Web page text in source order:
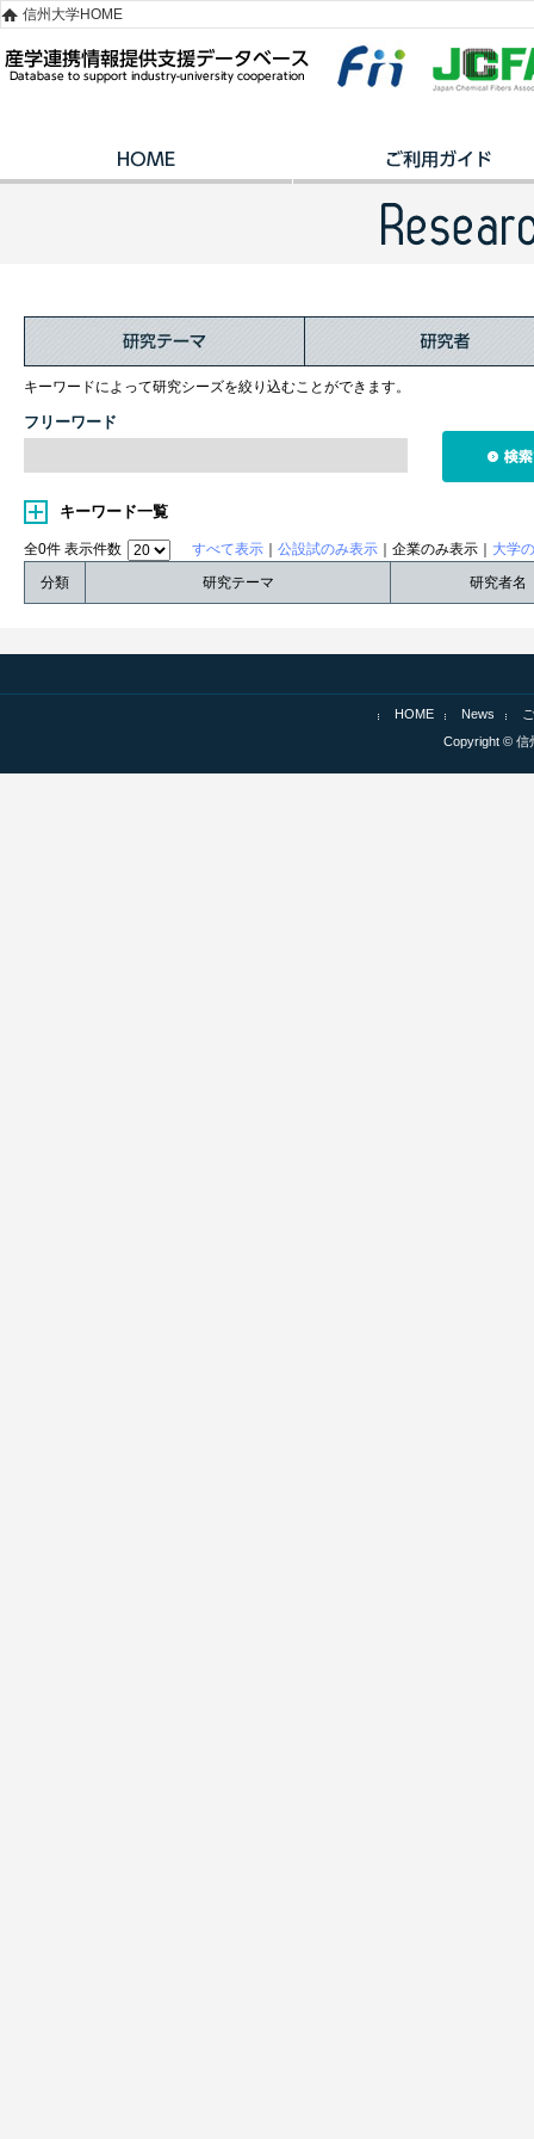
信州大学HOME
キーワードによって研究シーズを絞り込むことができます。
フリーワード
キーワード一覧
全0件 表示件数 すべて表示 公設試のみ表示 ｜企業のみ表示｜ 大学
分類
研究テーマ 研究者名
HOME News
Copyright © 信